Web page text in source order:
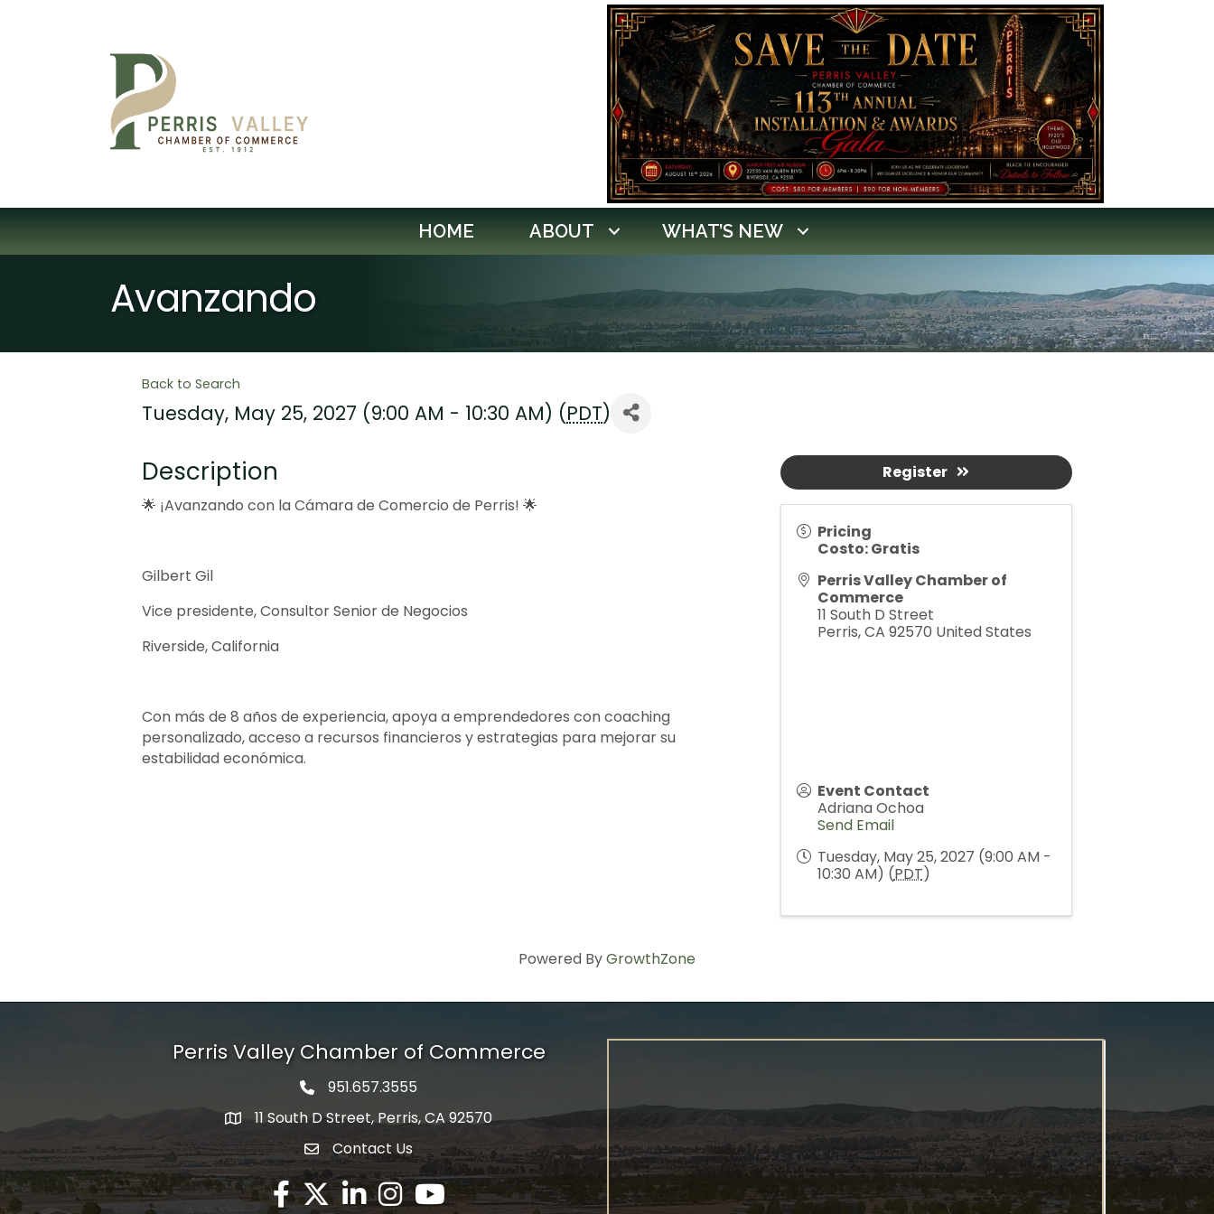
HOME ABOUT WHAT’S NEW
Avanzando
Back to Search
Tuesday, May 25, 2027 (9:00 AM - 10:30 AM) (PDT)
Description
🌟 ¡Avanzando con la Cámara de Comercio de Perris! 🌟
Gilbert Gil
Vice presidente, Consultor Senior de Negocios
Riverside, California
Con más de 8 años de experiencia, apoya a emprendedores con coaching
personalizado, acceso a recursos financieros y estrategias para mejorar su
estabilidad económica.
Pricing
Costo: Gratis
Perris Valley Chamber of
Commerce
11 South D Street
Perris,CA 92570 United States
Event Contact
Adriana Ochoa
Send Email
Tuesday, May 25, 2027 (9:00 AM -
10:30 AM) (PDT)
Register
Powered ByGrowthZone
Perris Valley Chamber of Commerce
Phone icon
951.657.3555
map icon
11 South D Street, Perris, CA 92570
envelope icon
Contact Us
Facebook
Twitter X icon
LinkedInInstagram
YouTube